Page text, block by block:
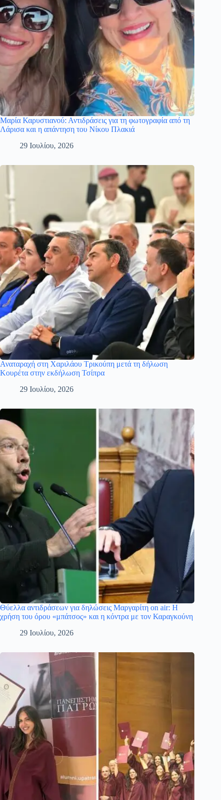
Μαρία Καρυστιανού: Αντιδράσεις για τη φωτογραφία από τη
Λάρισα και η απάντηση του Νίκου Πλακιά
29 Ιουλίου, 2026
Αναταραχή στη Χαριλάου Τρικούπη μετά τη δήλωση
Κουρέτα στην εκδήλωση Τσίπρα
29 Ιουλίου, 2026
Θύελλα αντιδράσεων για δηλώσεις Μαργαρίτη on air: Η
χρήση του όρου «μπάτσος» και η κόντρα με τον Καραγκούνη
29 Ιουλίου, 2026